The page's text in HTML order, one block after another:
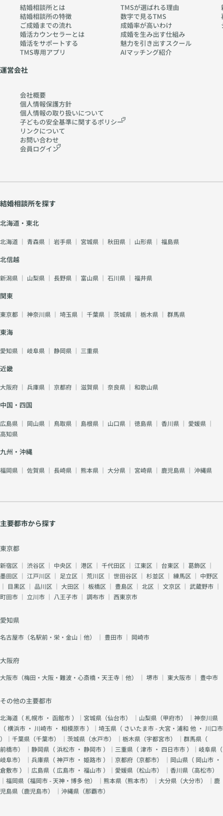
結婚相談所とは
結婚相談所の特徴
ご成婚までの流れ
婚活カウンセラーとは
婚活をサポートする
TMS専用アプリ
TMSが選ばれる理由
数字で見るTMS
成婚率が高いわけ
成婚を生み出す仕組み
魅力を引き出すスクール
AIマッチング紹介
運営会社
会社概要
個人情報保護方針
個人情報の取り扱いについて
子どもの安全基準に関するポリシー
リンクについて
お問い合わせ
会員ログイン
結婚相談所を探す
北海道・東北
北海道 ｜ 青森県 ｜ 岩手県 ｜ 宮城県 ｜ 秋田県 ｜ 山形県 ｜ 福島県
北信越
新潟県 ｜ 山梨県 ｜ 長野県 ｜ 富山県 ｜ 石川県 ｜ 福井県
関東
東京都 ｜ 神奈川県 ｜ 埼玉県 ｜ 千葉県 ｜ 茨城県 ｜ 栃木県 ｜ 群馬県
東海
愛知県 ｜ 岐阜県 ｜ 静岡県 ｜ 三重県
近畿
大阪府 ｜ 兵庫県 ｜ 京都府 ｜ 滋賀県 ｜ 奈良県 ｜ 和歌山県
中国・四国
広島県 ｜ 岡山県 ｜ 鳥取県 ｜ 島根県 ｜ 山口県 ｜ 徳島県 ｜ 香川県 ｜ 愛媛県 ｜
高知県
九州・沖縄
福岡県 ｜ 佐賀県 ｜ 長崎県 ｜ 熊本県 ｜ 大分県 ｜ 宮崎県 ｜ 鹿児島県 ｜ 沖縄県
主要都市から探す
東京都
新宿区 ｜ 渋谷区 ｜ 中央区 ｜ 港区 ｜ 千代田区 ｜ 江東区 ｜ 台東区 ｜ 葛飾区 ｜
墨田区 ｜ 江戸川区 ｜ 足立区 ｜ 荒川区 ｜ 世田谷区 ｜ 杉並区 ｜ 練馬区 ｜ 中野区
｜ 目黒区 ｜ 品川区 ｜ 大田区 ｜ 板橋区 ｜ 豊島区 ｜ 北区 ｜ 文京区 ｜ 武蔵野市 ｜
町田市 ｜ 立川市 ｜ 八王子市 ｜ 調布市 ｜ 西東京市
愛知県
名古屋市（名駅前・栄・金山｜他） ｜ 豊田市 ｜ 岡崎市
大阪府
大阪市（梅田・大阪・難波・心斎橋・天王寺｜他） ｜ 堺市 ｜ 東大阪市 ｜ 豊中市
その他の主要都市
北海道（札幌市 ・ 函館市）｜宮城県（仙台市） ｜山梨県（甲府市） ｜神奈川県
（横浜市 ・ 川崎市 ・ 相模原市）｜埼玉県（ さいたま市 - 大宮・浦和 他 ・ 川口市
）｜千葉県（千葉市） ｜茨城県（水戸市） ｜栃木県（宇都宮市） ｜群馬県（
前橋市） ｜静岡県（浜松市 ・ 静岡市）｜三重県（津市 ・ 四日市市）｜岐阜県（
岐阜市） ｜兵庫県（神戸市 ・ 姫路市）｜京都府（京都市） ｜岡山県（ 岡山市 ・
倉敷市）｜広島県（ 広島市 ・ 福山市）｜愛媛県（松山市） ｜香川県（高松市）
｜福岡県（福岡市 - 天神・博多 他） ｜熊本県（熊本市） ｜大分県（大分市） ｜鹿
児島県（鹿児島市） ｜沖縄県（那覇市）